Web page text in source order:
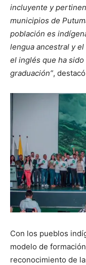
incluyente y
municipios de
población es
lengua ancestral y
el inglés que ha
graduación”,
Con los pueblos
modelo de
reconocimiento de